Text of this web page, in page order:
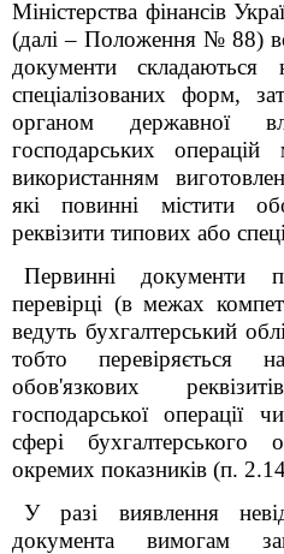
Міністерства фінансів
(далі – Положення № 88)
документи
спеціалізованих форм,
органом державної
господарських
використанням
які повинні містити
реквізити типових або
Первинні документи
перевірці (в межах
ведуть бухгалтерський
тобто перевіряється
обов'язкових
господарської операції
сфері бухгалтерського
окремих показників (п.
У разі виявлення
документа вимогам